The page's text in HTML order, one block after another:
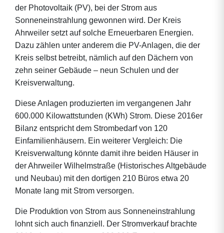
der Photovoltaik (PV), bei der Strom aus
Sonneneinstrahlung gewonnen wird. Der Kreis
Ahrweiler setzt auf solche Erneuerbaren Energien.
Dazu zählen unter anderem die PV-Anlagen, die der
Kreis selbst betreibt, nämlich auf den Dächern von
zehn seiner Gebäude – neun Schulen und der
Kreisverwaltung.
Diese Anlagen produzierten im vergangenen Jahr
600.000 Kilowattstunden (KWh) Strom. Diese 2016er
Bilanz entspricht dem Strombedarf von 120
Einfamilienhäusern. Ein weiterer Vergleich: Die
Kreisverwaltung könnte damit ihre beiden Häuser in
der Ahrweiler Wilhelmstraße (Historisches Altgebäude
und Neubau) mit den dortigen 210 Büros etwa 20
Monate lang mit Strom versorgen.
Die Produktion von Strom aus Sonneneinstrahlung
lohnt sich auch finanziell. Der Stromverkauf brachte